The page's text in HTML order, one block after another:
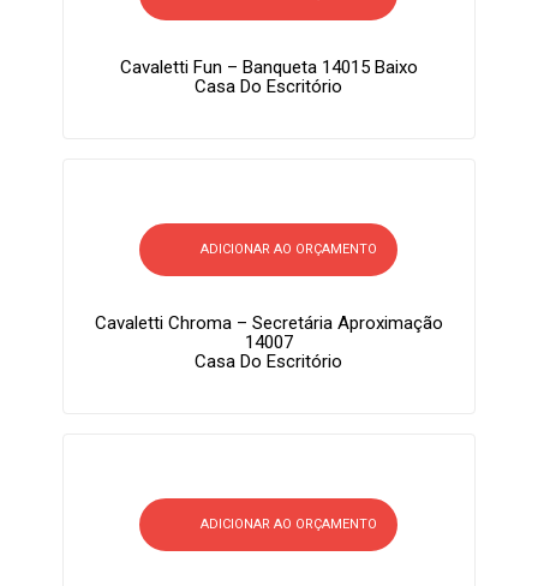
Cavaletti Fun – Banqueta 14015 Baixo
Casa Do Escritório
ADICIONAR AO ORÇAMENTO
Cavaletti Chroma – Secretária Aproximação
14007
Casa Do Escritório
ADICIONAR AO ORÇAMENTO